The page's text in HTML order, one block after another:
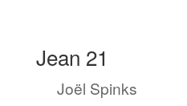
Jean 21
Joël Spinks